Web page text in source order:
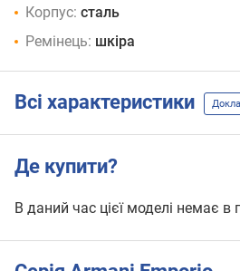
Корпус: сталь
Ремінець: шкіра
Всі характеристики
Де купити?
В даний час цієї моделі немає в